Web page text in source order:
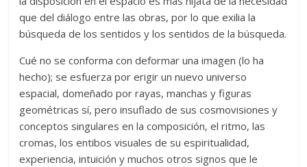
que del diálogo entre las obras, por lo que exilia la
búsqueda de los sentidos y los sentidos de la búsqueda.
Cué no se conforma con deformar una imagen (lo ha
hecho); se esfuerza por erigir un nuevo universo
espacial, domeñado por rayas, manchas y figuras
geométricas sí, pero insuflado de sus cosmovisiones y
conceptos singulares en la composición, el ritmo, las
cromas, los entibos visuales de su espiritualidad,
experiencia, intuición y muchos otros signos que le